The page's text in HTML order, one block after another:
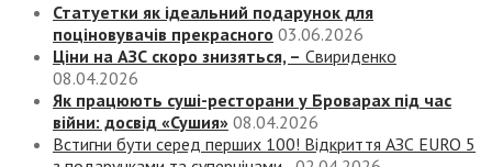
Статуетки як ідеальний подарунок для
поціновувачів прекрасного 03.06.2026
Ціни на АЗС скоро знизяться, – Свириденко
08.04.2026
Як працюють суші-ресторани у Броварах під час
війни: досвід «Сушия» 08.04.2026
Встигни бути серед перших 100! Відкриття АЗС EURO 5